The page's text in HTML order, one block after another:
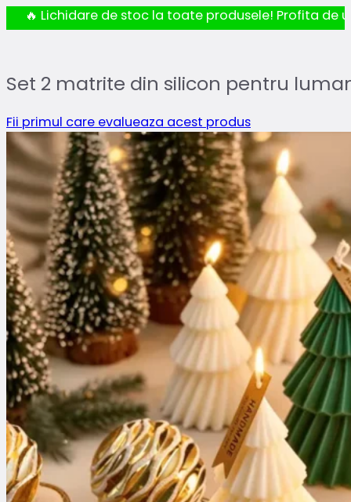
🔥 Lichidare de stoc la toate produsele! Profita de
Set 2 matrite din silicon pentru
Fii primul care evalueaza acest produs